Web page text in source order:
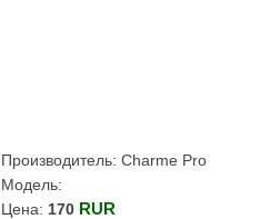
Производитель: Charme Pro
Модель:
Цена: 170 RUR